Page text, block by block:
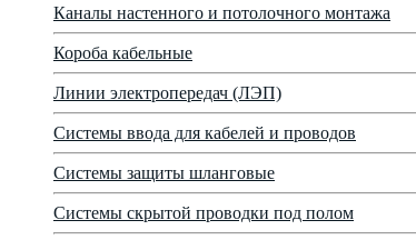
Каналы настенного и потолочного монтажа
Короба кабельные
Линии электропередач (ЛЭП)
Системы ввода для кабелей и проводов
Системы защиты шланговые
Системы скрытой проводки под полом